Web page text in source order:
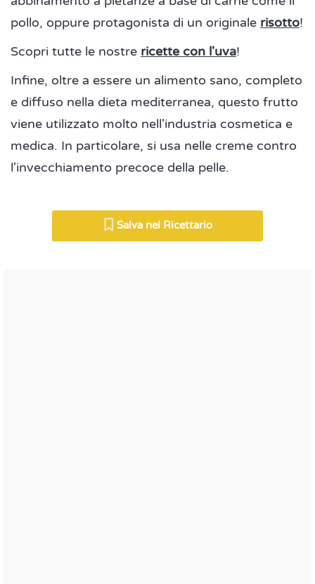
pollo, oppure protagonista di un originale risotto!
Scopri tutte le nostre ricette con l'uva!
Infine, oltre a essere un alimento sano, completo
e diffuso nella dieta mediterranea, questo frutto
viene utilizzato molto nell'industria cosmetica e
medica. In particolare, si usa nelle creme contro
l'invecchiamento precoce della pelle.
Salva nel Ricettario